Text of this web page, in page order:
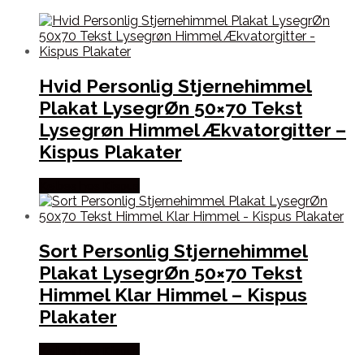
Hvid Personlig Stjernehimmel
Plakat LysegrØn 50×70 Tekst
Lysegrøn Himmel Ækvatorgitter –
Kispus Plakater
Sort Personlig Stjernehimmel
Plakat LysegrØn 50×70 Tekst
Himmel Klar Himmel – Kispus
Plakater